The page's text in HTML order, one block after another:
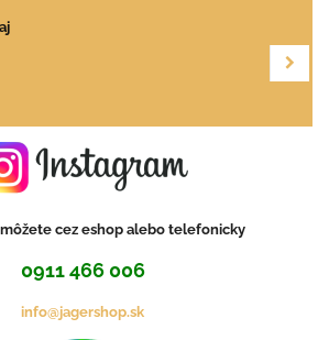
cez eshop alebo telefonicky
0911 466 006
info@jagershop.sk